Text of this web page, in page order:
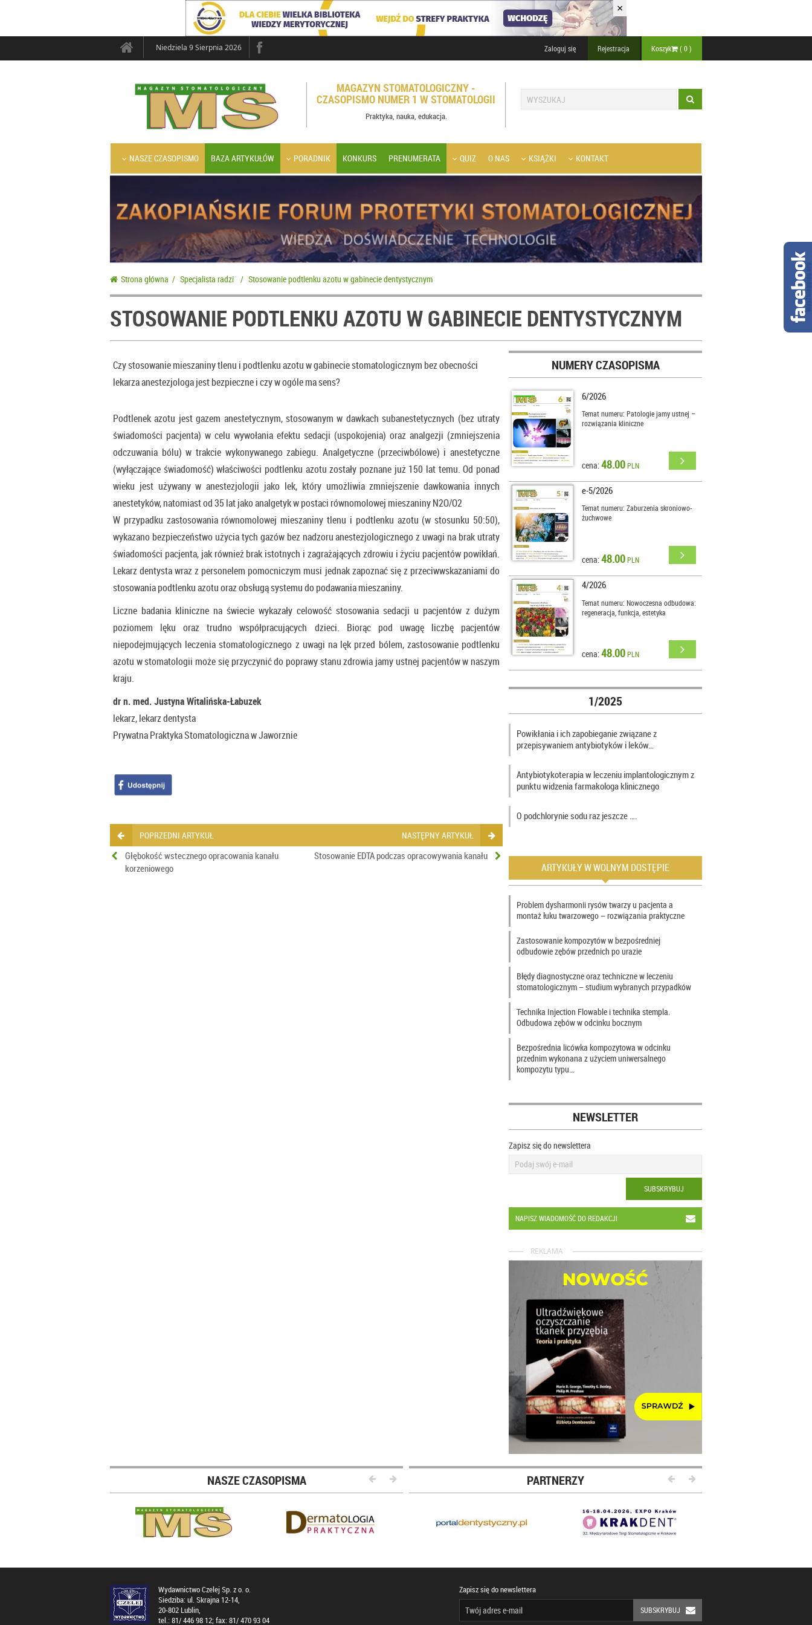
×
Niedziela 9 Sierpnia 2026 Zaloguj się Rejestracja Koszyk (0)
MAGAZYN STOMATOLOGICZNY -
CZASOPISMO NUMER 1 W STOMATOLOGII
Praktyka, nauka, edukacja.
NASZE CZASOPISMO BAZA ARTYKUŁÓW PORADNIK KONKURS PRENUMERATA QUIZ O NAS KSIĄŻKI KONTAKT
Strona główna / Specjalista radzi / Stosowanie podtlenku azotu w gabinecie dentystycznym
STOSOWANIE PODTLENKU AZOTU W GABINECIE DENTYSTYCZNYM
Czy stosowanie mieszaniny tlenu i podtlenku azotu w gabinecie stomatologicznym bez obecności
lekarza anestezjologa jest bezpieczne i czy w ogóle ma sens?
Podtlenek azotu jest gazem anestetycznym, stosowanym w dawkach subanestetycznych (bez utraty
świadomości pacjenta) w celu wywołania efektu sedacji (uspokojenia) oraz analgezji (zmniejszenia
odczuwania bólu) w trakcie wykonywanego zabiegu. Analgetyczne (przeciwbólowe) i anestetyczne
(wyłączające świadomość) właściwości podtlenku azotu zostały poznane już 150 lat temu. Od ponad
wieku jest używany w anestezjologii jako lek, który umożliwia zmniejszenie dawkowania innych
anestetyków, natomiast od 35 lat jako analgetyk w postaci równomolowej mieszaniny N2O/O2
W przypadku zastosowania równomolowej mieszaniny tlenu i podtlenku azotu (w stosunku 50:50),
wykazano bezpieczeństwo użycia tych gazów bez nadzoru anestezjologicznego z uwagi na brak utraty
świadomości pacjenta, jak również brak istotnych i zagrażających zdrowiu i życiu pacjentów powikłań.
Lekarz dentysta wraz z personelem pomocniczym musi jednak zapoznać się z przeciwwskazaniami do
stosowania podtlenku azotu oraz obsługą systemu do podawania mieszaniny.
Liczne badania kliniczne na świecie wykazały celowość stosowania sedacji u pacjentów z dużym
poziomem lęku oraz trudno współpracujących dzieci. Biorąc pod uwagę liczbę pacjentów
niepodejmujących leczenia stomatologicznego z uwagi na lęk przed bólem, zastosowanie podtlenku
azotu w stomatologii może się przyczynić do poprawy stanu zdrowia jamy ustnej pacjentów w naszym
kraju.
dr n. med. Justyna Witalińska-Łabuzek
lekarz, lekarz dentysta
Prywatna Praktyka Stomatologiczna w Jaworznie
POPRZEDNI ARTYKUŁ NASTĘPNY ARTYKUŁ
Głębokość wstecznego opracowania kanału
korzeniowego
Stosowanie EDTA podczas opracowywania kanału
NUMERY CZASOPISMA
6/2026
Temat numeru: Patologie jamy ustnej –
rozwiązania kliniczne
cena:48.00PLN
e-5/2026
Temat numeru: Zaburzenia skroniowo-
żuchwowe
cena:48.00PLN
4/2026
Temat numeru: Nowoczesna odbudowa:
regeneracja, funkcja, estetyka
cena:48.00PLN
1/2025
Powikłania i ich zapobieganie związane z
przepisywaniem antybiotyków i leków…
Antybiotykoterapia w leczeniu implantologicznym z
punktu widzenia farmakologa klinicznego
O podchlorynie sodu raz jeszcze ….
ARTYKUŁY W WOLNYM DOSTĘPIE
Problem dysharmonii rysów twarzy u pacjenta a
montaż łuku twarzowego – rozwiązania praktyczne
Zastosowanie kompozytów w bezpośredniej
odbudowie zębów przednich po urazie
Błędy diagnostyczne oraz techniczne w leczeniu
stomatologicznym – studium wybranych przypadków
Technika Injection Flowable i technika stempla.
Odbudowa zębów w odcinku bocznym
Bezpośrednia licówka kompozytowa w odcinku
przednim wykonana z użyciem uniwersalnego
kompozytu typu…
NEWSLETTER
Zapisz się do newslettera
SUBSKRYBUJ
NAPISZ WIADOMOŚĆ DO REDAKCJI
REKLAMA
NASZE CZASOPISMA PARTNERZY
Wydawnictwo Czelej Sp. z o. o.
Siedziba: ul. Skrajna 12-14,
20-802 Lublin,
tel.: 81/ 446 98 12; fax: 81/ 470 93 04
Zapisz się do newslettera
SUBSKRYBUJ